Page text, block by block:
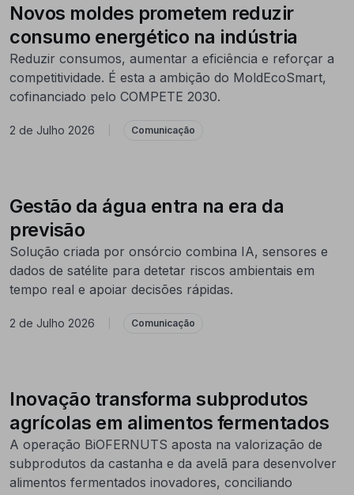
Novos moldes prometem reduzir
consumo energético na indústria
Reduzir consumos, aumentar a eficiência e reforçar a
competitividade. É esta a ambição do MoldEcoSmart,
cofinanciado pelo COMPETE 2030.
2 de Julho 2026 Comunicação
Gestão da água entra na era da
previsão
Solução criada por onsórcio combina IA, sensores e
dados de satélite para detetar riscos ambientais em
tempo real e apoiar decisões rápidas.
2 de Julho 2026 Comunicação
Inovação transforma subprodutos
agrícolas em alimentos fermentados
A operação BiOFERNUTS aposta na valorização de
subprodutos da castanha e da avelã para desenvolver
alimentos fermentados inovadores, conciliando